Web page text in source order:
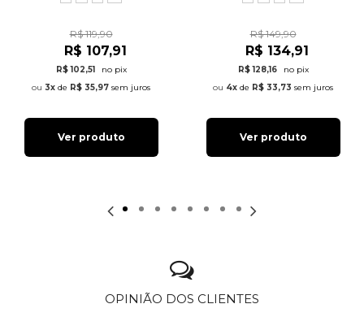
R$ 119,90
R$ 107,91
R$ 102,51
no pix
3x de R$ 35,97 sem juros
Ver produto
R$ 149,90
R$ 134,91
R$ 128,16
no pix
4x de R$ 33,73 sem juros
Ver produto
OPINIÃO DOS CLIENTES